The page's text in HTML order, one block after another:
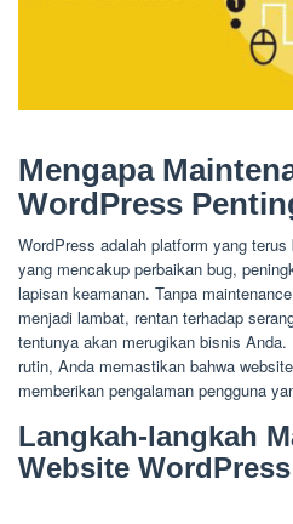
Mengapa
WordPress
WordPress adalah platform yang
yang mencakup perbaikan bug,
lapisan keamanan. Tanpa
menjadi lambat, rentan terhadap
tentunya akan merugikan bisnis
rutin, Anda memastikan bahwa
memberikan pengalaman pengguna
Langkah-langkah
Website WordPress